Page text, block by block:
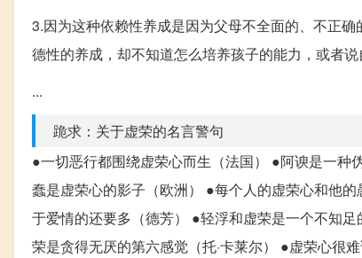
3.因为这种依赖性养成是因为父母不全面的、不正
德性的养成，却不知道怎么培养孩子的能力，或者说
...
跪求：关于虚荣的名言警句
●一切恶行都围绕虚荣心而生（法国） ●阿谀是一
蠢是虚荣心的影子（欧洲） ●每个人的虚荣心和他
于爱情的还要多（德芳） ●轻浮和虚荣是一个不知
荣是贪得无厌的第六感觉（托·卡莱尔） ●虚荣心很